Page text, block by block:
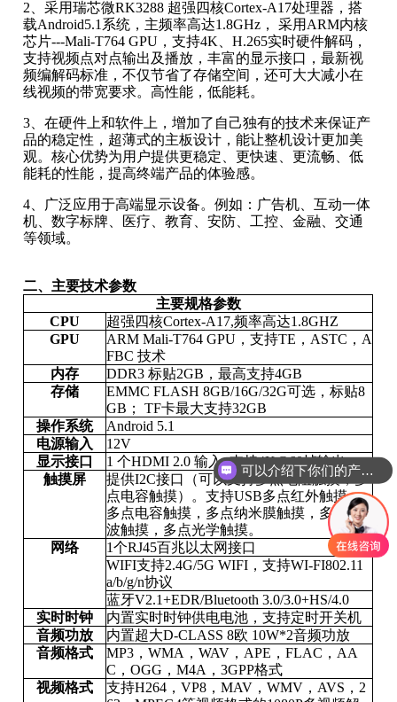
2、采用瑞芯微RK3288 超强四核Cortex-A17处理器，搭
载Android5.1系统，主频率高达1.8GHz ， 采用ARM内核
芯片---Mali-T764 GPU，支持4K、H.265实时硬件解码，
支持视频点对点输出及播放，丰富的显示接口，最新视
频编解码标准，不仅节省了存储空间，还可大大减小在
线视频的带宽要求。高性能，低能耗。
3、在硬件上和软件上，增加了自己独有的技术来保证产
品的稳定性，超薄式的主板设计，能让整机设计更加美
观。核心优势为用户提供更稳定、更快速、更流畅、低
能耗的性能，提高终端产品的体验感。
4、 广泛应用于高端显示设备。例如：广告机、互动一体
机、数字标牌、医疗、教育、安防、工控、金融、交通
等领域。
二、主要技术参数
主要规格参数
CPU
超强四核Cortex-A17,频率高达1.8GHZ
GPU
ARM Mali-T764 GPU ，支持TE ，ASTC ，A
FBC技术
内存
DDR3标贴2GB ，最高支持4GB
存储
EMMC FLASH 8GB/16G/32G可选，标贴8
GB ； TF卡最大支持32GB
操作系统
Android 5.1
电源输入
12V
显示接口
1 个HDMI2.0 输入,支持4K@60帧输出
触摸屏
提供I2C接口（可以支持多点电阻触摸，多
点电容触摸）。支持USB多点红外触摸，
多点电容触摸，多点纳米膜触摸，多点声
波触摸，多点光学触摸。
网络
1个RJ45百兆以太网接口
WIFI支持2.4G/5G WIFI ，支持WI-FI802.11
a/b/g/n协议
蓝牙V2.1+EDR/Bluetooth 3.0/3.0+HS/4.0
实时时钟
内置实时时钟供电电池，支持定时开关机
音频功放
内置超大D-CLASS 8欧 10W*2音频功放
音频格式
MP3 ，WMA ，WAV ，APE ，FLAC ，AA
C ，OGG ，M4A ，3GPP格式
视频格式
支持H264 ，VP8 ，MAV ，WMV ，AVS ，2
可以介绍下你们的产品么